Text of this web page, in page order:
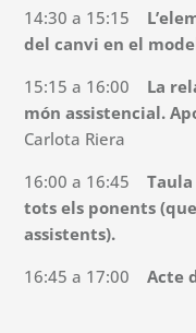
14:30 a 15:15
del canvi en el
15:15 a 16:00 La
món assistencial.
Carlota Riera
16:00 a 16:45 Taula
tots els ponents
assistents).
16:45 a 17:00 Acte